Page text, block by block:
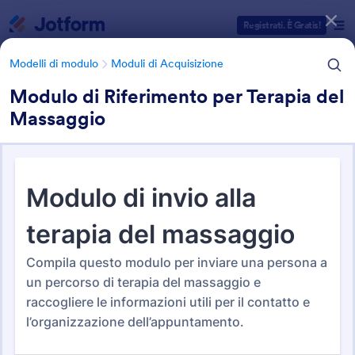
Registrati. È Gratis!
Modelli di modulo Moduli di Acquisizione
Modulo di Riferimento per Terapia del
Massaggio
Moduli di Acquisizione
203 Template
Categorie Template Moduli